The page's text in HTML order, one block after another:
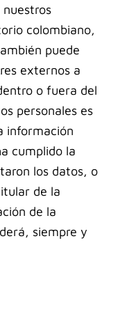
colombiano,
puede
externos a
o fuera del
personales es
información
cumplido la
los datos, o
de la
de la
siempre y